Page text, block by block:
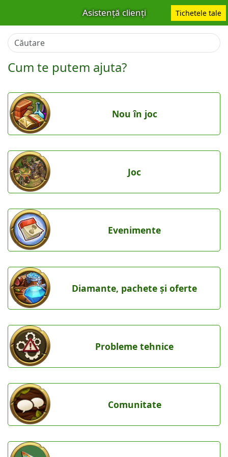
Asistență clienți Tichetele tale
Cum te putem ajuta?
Nou în joc
Joc
Evenimente
Diamante, pachete și oferte
Probleme tehnice
Comunitate